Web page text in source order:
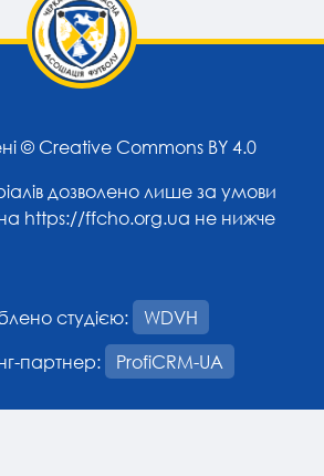
© Creative Commons BY 4.0
дозволено лише за умови
https://ffcho.org.ua не нижче
студією:
WDVH
партнер:
ProfiCRM-UA